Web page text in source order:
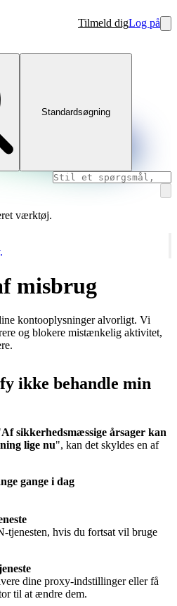
Tilmeld digLog på
Standardsøgning
værktøj.
misbrug
kontooplysninger alvorligt. Vi
og blokere mistænkelig aktivitet,
ikke behandle min
Af sikkerhedsmæssige årsager kan
lige nu", kan det skyldes en af
gange i dag
tjenesten, hvis du fortsat vil bruge
dine proxy-indstillinger eller få
til at ændre dem.